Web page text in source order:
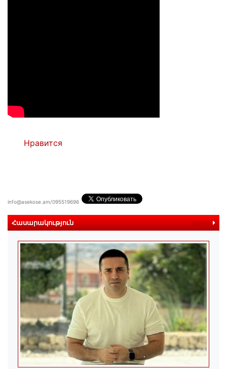
Нравится
info@asekose.am/095519696
Հասարակություն далее